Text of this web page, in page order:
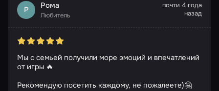
Р Рома
Любитель
почти 4 года
назад
Мы с семьей получили море эмоций и впечатлений
от игры 🔥
Рекомендую посетить каждому, не пожалеете)🤗